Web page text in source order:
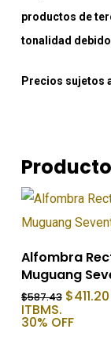
productos de
tonalidad
Precios sujetos
Añadir
Alfombra
Muguang
$587.43 El
original
$411.20
ITBMS.
30% OFF